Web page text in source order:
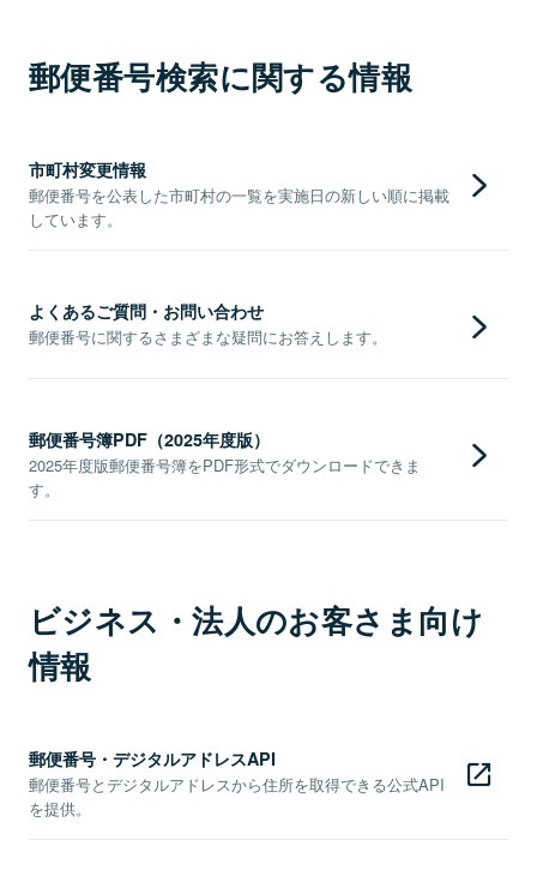
郵便番号検索に関する情報
市町村変更情報
郵便番号を公表した市町村の一覧を実施日の新しい順に掲載
しています。
よくあるご質問・お問い合わせ
郵便番号に関するさまざまな疑問にお答えします。
郵便番号簿PDF（2025年度版）
2025年度版郵便番号簿をPDF形式でダウンロードできま
す。
ビジネス・法人のお客さま向け
情報
郵便番号・デジタルアドレスAPI
郵便番号とデジタルアドレスから住所を取得できる公式API
を提供。